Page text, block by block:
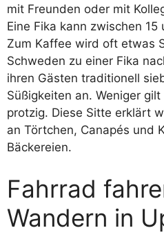
mit Freunden oder mit
Eine Fika kann zwischen
Zum Kaffee wird oft etwas
Schweden zu einer Fika
ihren Gästen traditionell
Süßigkeiten an. Weniger
protzig. Diese Sitte erklärt
an Törtchen, Canapés und
Bäckereien.
Fahrrad
Wandern in